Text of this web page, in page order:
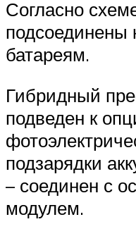
Согласно
подсоединены
батареям.
Гибридный
подведен к
подзарядки
– соединен с
модулем.